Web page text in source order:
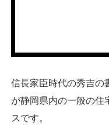
信長家臣時代の秀吉の
が静岡県内の一般の住
スです。